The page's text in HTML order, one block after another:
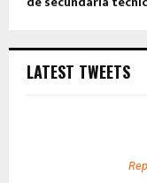
LATEST TWEETS